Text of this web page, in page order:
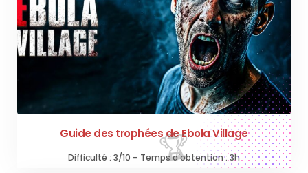
Guide des trophées de Ebola Village
Difficulté : 3/10 – Temps d’obtention : 3h